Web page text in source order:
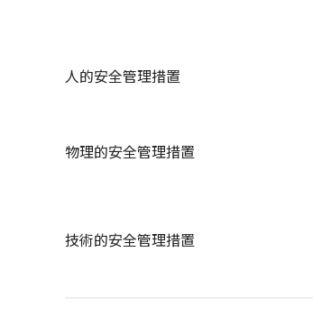
人的安全管理措置
物理的安全管理措置
技術的安全管理措置